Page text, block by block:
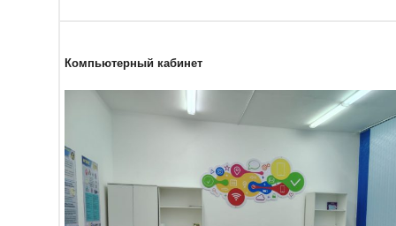
Компьютерный кабинет